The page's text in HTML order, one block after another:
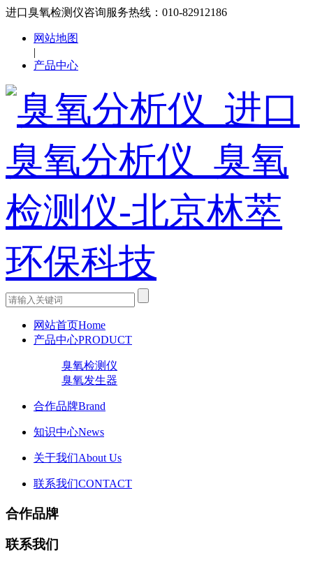
进口臭氧检测仪咨询服务热线：010-82912186
网站地图
|
产品中心
网站首页Home
产品中心PRODUCT
臭氧检测仪
臭氧发生器
合作品牌Brand
知识中心News
关于我们About Us
联系我们CONTACT
合作品牌
联系我们